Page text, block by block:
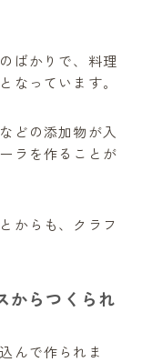
ばかりで、料理
なっています。
どの添加物が入
ラを作ることが
からも、クラフ
からつくられ
んで作られま